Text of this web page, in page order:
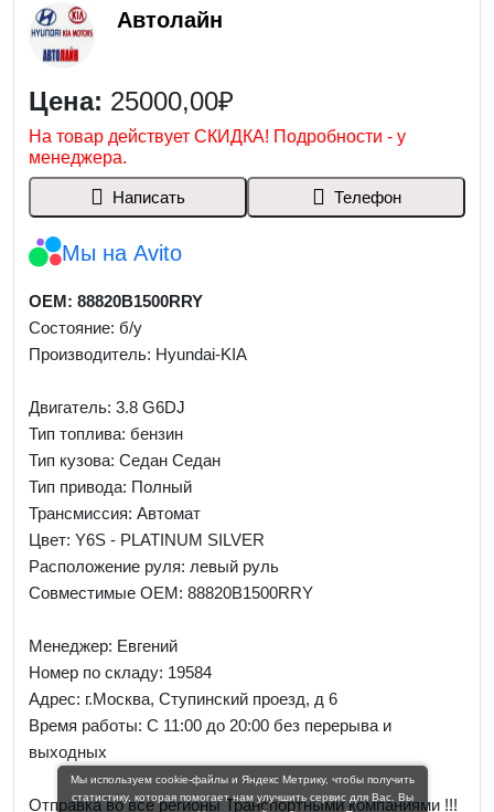
Автолайн
Цена: 25000,00₽
На товар действует СКИДКА! Подробности - у
менеджера.
Написать Телефон
Мы на Avito
OEM: 88820B1500RRY
Состояние: б/у
Производитель: Hyundai-KIA
Двигатель: 3.8 G6DJ
Тип топлива: бензин
Тип кузова: Седан Седан
Тип привода: Полный
Трансмиссия: Автомат
Цвет: Y6S - PLATINUM SILVER
Расположение руля: левый руль
Совместимые OEM: 88820B1500RRY
Менеджер: Евгений
Номер по складу: 19584
Адрес: г.Москва, Ступинский проезд, д 6
Время работы: С 11:00 до 20:00 без перерыва и
выходных
Отправка во все регионы Транспортными компаниями !!!
Мы используем cookie-файлы и Яндекс Метрику, чтобы получить
статистику, которая помогает нам улучшить сервис для Вас. Вы